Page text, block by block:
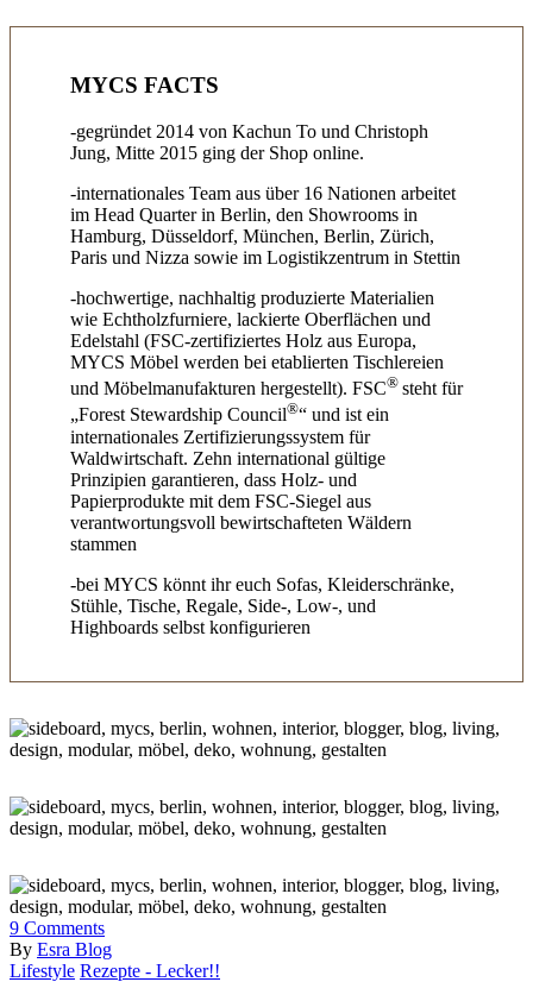
MYCS FACTS
-gegründet 2014 von Kachun To und Christoph
Jung, Mitte 2015 ging der Shop online.
-internationales Team aus über 16 Nationen arbeitet
im Head Quarter in Berlin, den Showrooms in
Hamburg, Düsseldorf, München, Berlin, Zürich,
Paris und Nizza sowie im Logistikzentrum in Stettin
-hochwertige, nachhaltig produzierte Materialien
wie Echtholzfurniere, lackierte Oberflächen und
Edelstahl (FSC-zertifiziertes Holz aus Europa,
MYCS Möbel werden bei etablierten Tischlereien
und Möbelmanufakturen hergestellt). FSC® steht für
„Forest Stewardship Council®“ und ist ein
internationales Zertifizierungssystem für
Waldwirtschaft. Zehn international gültige
Prinzipien garantieren, dass Holz- und
Papierprodukte mit dem FSC-Siegel aus
verantwortungsvoll bewirtschafteten Wäldern
stammen
-bei MYCS könnt ihr euch Sofas, Kleiderschränke,
Stühle, Tische, Regale, Side-, Low-, und
Highboards selbst konfigurieren
9 Comments
By Esra Blog
Lifestyle Rezepte - Lecker!!